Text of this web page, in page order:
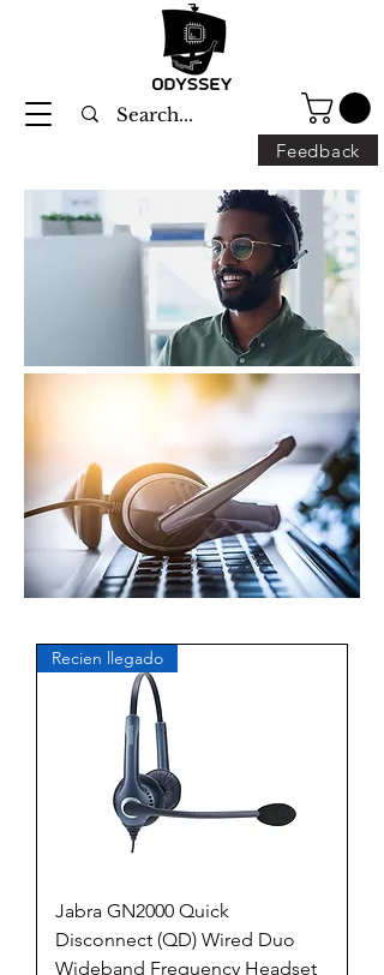
Feedback
Recien llegado
Jabra GN2000 Quick
Disconnect (QD) Wired Duo
Wideband Frequency Headset